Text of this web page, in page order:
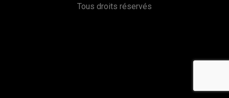
Tous droits réservés